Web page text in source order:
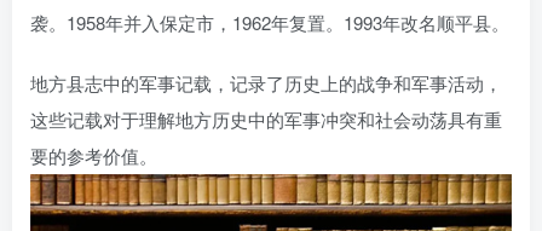
袭。1958年并入保定市，1962年复置。1993年改名顺平县。
地方县志中的军事记载，记录了历史上的战争和军事活动，
这些记载对于理解地方历史中的军事冲突和社会动荡具有重
要的参考价值。